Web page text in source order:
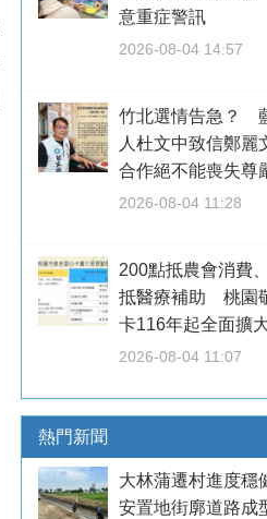
意重症警訊
2026-08-04 14:57
竹北選情告急？
人杜文中致信鄭麗
合作絕不能喪失尊
2026-08-04 11:28
200點抵農會消費
抵醫療補助 桃園
卡116年起全面擴
2026-08-04 11:07
熱門新聞
大林蒲遷村進度
安置地街廓道路成